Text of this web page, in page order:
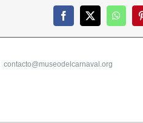
Facebook
X
contacto@museodelcarnaval.org